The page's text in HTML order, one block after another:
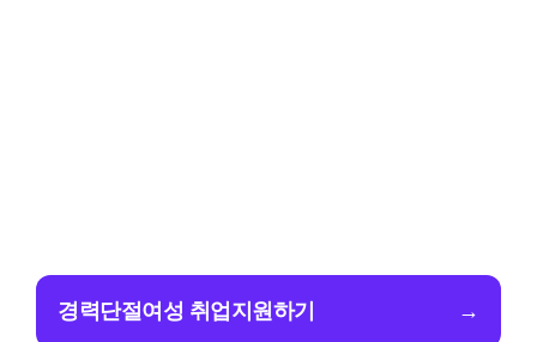
경력단절여성 취업지원하기 →